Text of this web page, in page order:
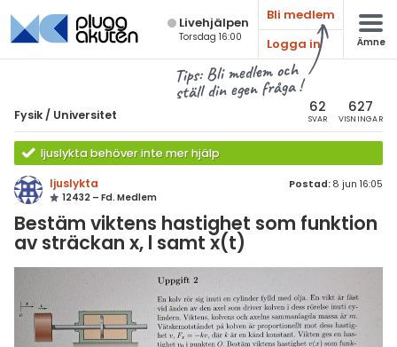
Live­hjälpen
Torsdag 16:00
Bli medlem
Logga in
Ämne
Tips: Bli medlem och
ställ din egen fråga !
Fysik / Universitet 62
SVAR
627
VISNINGAR
ljuslykta behöver inte mer hjälp
ljuslykta
12432 – Fd. Medlem
Postad: 8 jun 16:05
Bestäm viktens hastighet som funktion
av sträckan x, l samt x(t)
Alla ämnen
Fysik
Alla trådar
Grundskola
Fysik 2
Universitet
MaFy (fysikdelen)
Allmänna diskussioner
& Bygg